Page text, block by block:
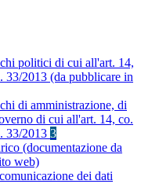
politici di cui all'art. 14,
33/2013 (da pubblicare in
di amministrazione, di
di cui all'art. 14, co.
33/2013 3
(documentazione da
web)
dei dati